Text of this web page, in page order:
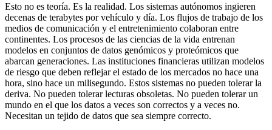
Esto no es teoría. Es la realidad. Los sistemas autónomos ingieren
decenas de terabytes por vehículo y día. Los flujos de trabajo de los
medios de comunicación y el entretenimiento colaboran entre
continentes. Los procesos de las ciencias de la vida entrenan
modelos en conjuntos de datos genómicos y proteómicos que
abarcan generaciones. Las instituciones financieras utilizan modelos
de riesgo que deben reflejar el estado de los mercados no hace una
hora, sino hace un milisegundo. Estos sistemas no pueden tolerar la
deriva. No pueden tolerar lecturas obsoletas. No pueden tolerar un
mundo en el que los datos a veces son correctos y a veces no.
Necesitan un tejido de datos que sea siempre correcto.